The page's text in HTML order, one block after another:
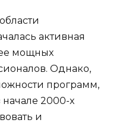
активная
мощных
Однако,
программ,
2000-х
и